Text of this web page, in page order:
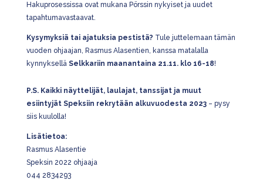
Hakuprosessissa ovat mukana Pörssin nykyiset ja uudet
tapahtumavastaavat.
Kysymyksiä tai ajatuksia pestistä? Tule juttelemaan tämän
vuoden ohjaajan, Rasmus Alasentien, kanssa matalalla
kynnyksellä Selkkariin maanantaina 21.11. klo 16-18!
P.S. Kaikki näyttelijät, laulajat, tanssijat ja muut
esiintyjät Speksiin rekrytään alkuvuodesta 2023– pysy
siis kuulolla!
Lisätietoa:
Rasmus Alasentie
Speksin 2022 ohjaaja
044 2834293